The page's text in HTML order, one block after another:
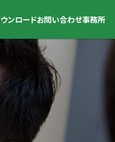
ンロードお問い合わせ事務所